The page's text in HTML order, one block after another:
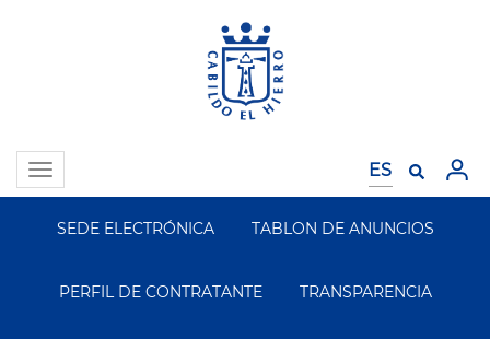
Toggle
navigation
Segundo
Menu
SEDE ELECTRÓNICA TABLON DE ANUNCIOS
PERFIL DE CONTRATANTE TRANSPARENCIA